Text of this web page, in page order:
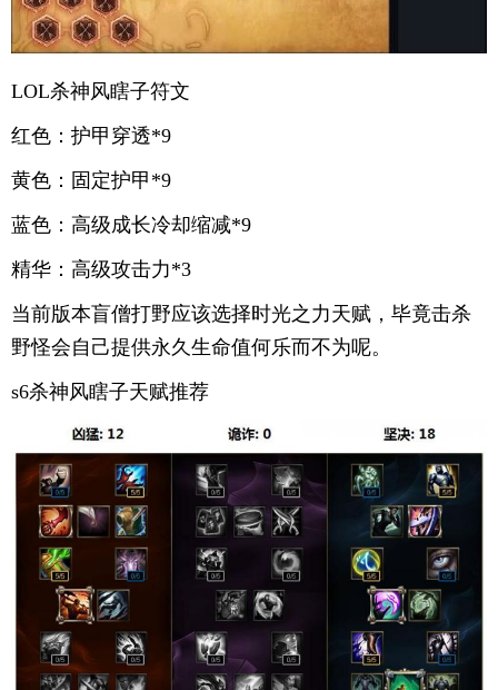
LOL杀神风瞎子符文
红色：护甲穿透*9
黄色：固定护甲*9
蓝色：高级成长冷却缩减*9
精华：高级攻击力*3
当前版本盲僧打野应该选择时光之力天赋，毕竟击杀
野怪会自己提供永久生命值何乐而不为呢。
s6杀神风瞎子天赋推荐